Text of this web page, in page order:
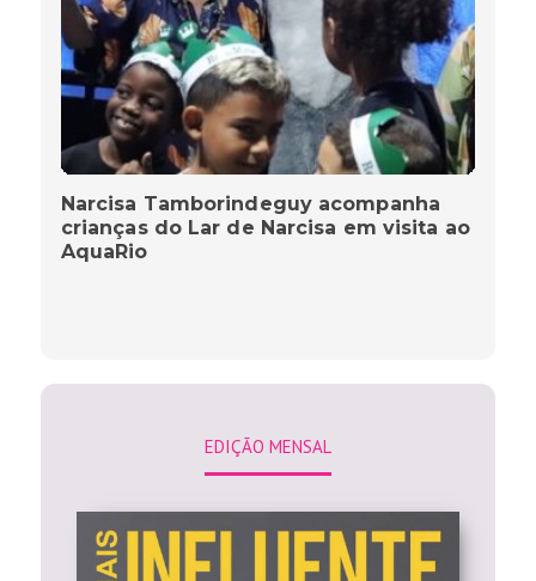
Narcisa Tamborindeguy acompanha
crianças do Lar de Narcisa em visita ao
AquaRio
EDIÇÃO MENSAL